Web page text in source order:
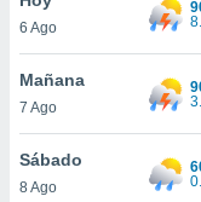
en
más
nuestra
6 Ago
Mañana
7 Ago
Sábado
8 Ago